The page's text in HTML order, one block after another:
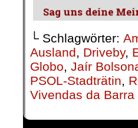
└ Schlagwörter:
Ausland, Driveby,
Globo, Jaír
PSOL-Stadträtin,
Vivendas da Barra